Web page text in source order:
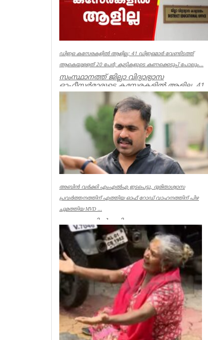
ഡിഇഒ കസേരകളില്‍ ആളില്ല; 41 ഡിഇഒമാര്‍ വേണ്ടിടത്ത്
ആകെയുള്ളത് 20 പേര്‍; കുട്ടികളുടെ കണക്കെടുപ്പ് പോലും...
സംസ്ഥാനത്ത് ജില്ലാ വിദ്യാഭ്യാസ
ഓഫീസര്‍മാരുടെ കസേരകളില്‍ ആളില്ല. 41
ഡിഇഒമാരില്‍ നിലവില്‍ ഉള്ളത് 20 പ...
Kerala
അബിൻ വർക്കി എംഎൽഎ ഇടപെട്ടു, ദുരിതാശ്വാസ
പ്രവർത്തനത്തിന് എത്തിയ ഓഫ് റോഡ് വാഹനത്തിന് പിഴ
ചുമത്തിയ MVD ...
ആറന്മുളയിൽ ദുരിതാശ്വാസ
പ്രവർത്തനത്തിന് എത്തിയ ഓഫ് റോഡ്
വാഹനത്തിന് മോട്ടോർ വെഹിക്കിൾ
ഇൻസ്പെക്ടർ പിഴ ...
Kerala